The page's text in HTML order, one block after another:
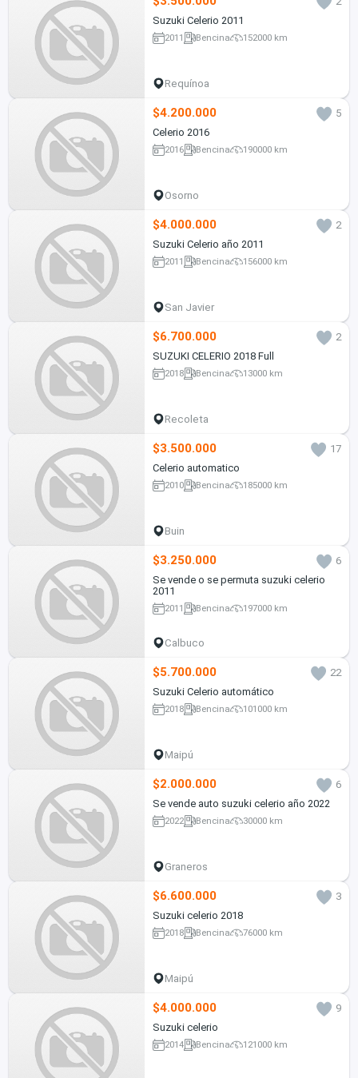
Suzuki Celerio 2011
2011 Bencina 152000 km
Requínoa
$4.200.000
5
Celerio 2016
2016 Bencina 190000 km
Osorno
$4.000.000
2
Suzuki Celerio año 2011
2011 Bencina 156000 km
San Javier
$6.700.000
2
SUZUKI CELERIO 2018 Full
2018 Bencina 13000 km
Recoleta
$3.500.000
17
Celerio automatico
2010 Bencina 185000 km
Buin
$3.250.000
6
Se vende o se permuta suzuki celerio
2011
2011 Bencina 197000 km
Calbuco
$5.700.000
22
Suzuki Celerio automático
2018 Bencina 101000 km
Maipú
$2.000.000
6
Se vende auto suzuki celerio año 2022
2022 Bencina 30000 km
Graneros
$6.600.000
3
Suzuki celerio 2018
2018 Bencina 76000 km
Maipú
$4.000.000
9
Suzuki celerio
2014 Bencina 121000 km